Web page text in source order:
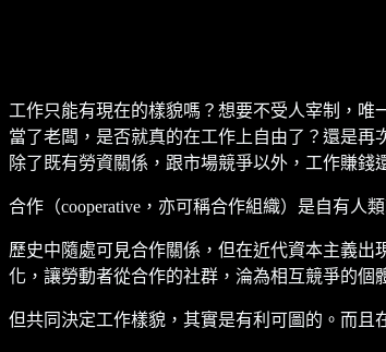
工作只能有現在的樣貌嗎？想要不受人宰制，唯
當了老闆，是否就真的在工作上自由了？還是再
除了既有勞資關係，跟市場競爭以外，工作賺錢
合作（cooperative，亦可稱合作組織）是自有人
歷史中隨處可見合作關係，但在近代資本主義
化，讓勞動者從合作的社群，淪為相互競爭的個
但共同決定工作樣貌，其實是有利可圖的。而且